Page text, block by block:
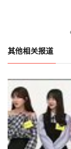
其他相关报道